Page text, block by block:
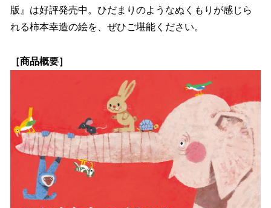
版』は好評発売中。ひだまりのようなぬくもりが感じら
れる柿本幸造の絵を、ぜひご堪能ください。
［商品概要］